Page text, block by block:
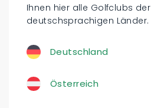
Ihnen hier alle Golfclubs der
deutschsprachigen Länder.
Deutschland
Österreich